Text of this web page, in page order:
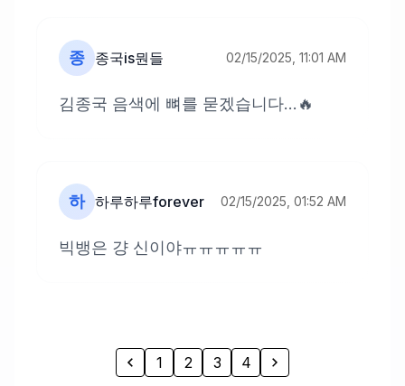
종 종국is뭔들 02/15/2025, 11:01 AM
김종국 음색에 뼈를 묻겠습니다...🔥
하 하루하루forever 02/15/2025, 01:52 AM
빅뱅은 걍 신이야ㅠㅠㅠㅠㅠ
1 2 3 4